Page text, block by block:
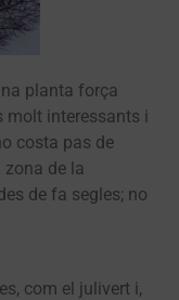
planta força
molt interessants i
costa pas de
de la
de fa segles; no
com el julivert i,